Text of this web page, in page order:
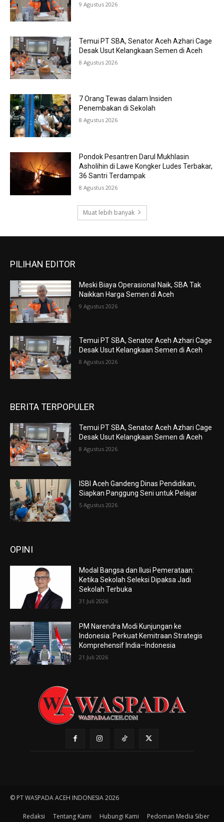
9 Agustus 2026
Temui PT SBA, Senator Aceh Azhari Cage
Desak Usut Kelangkaan Semen di Aceh
8 Agustus 2026
7 Orang Tewas dalam Insiden
Penembakan di Sekolah
8 Agustus 2026
Pondok Pesantren Darul Mukhlasin
Asholihin di Lawe Kongker Ludes Terbakar,
36 Santri Terdampak
8 Agustus 2026
Muat lebih banyak
PILIHAN EDITOR
Meski Biaya Operasional Naik, SBA Tak
Naikkan Harga Semen di Aceh
9 Agustus 2026
Temui PT SBA, Senator Aceh Azhari Cage
Desak Usut Kelangkaan Semen di Aceh
8 Agustus 2026
BERITA TERPOPULER
Temui PT SBA, Senator Aceh Azhari Cage
Desak Usut Kelangkaan Semen di Aceh
8 Agustus 2026
ISBI Aceh Gandeng Dinas Pendidikan,
Siapkan Panggung Seni untuk Pelajar
5 Agustus 2026
OPINI
Modal Bangsa dan Ilusi Pemerataan:
Ketika Sekolah Seleksi Dipaksa Jadi
Sekolah Terbuka
31 Juli 2026
PM Narendra Modi Kunjungan ke
Indonesia: Perkuat Kemitraan Strategis
Komprehensif India–Indonesia
21 Juli 2026
© PT WASPADA ACEH INDONESIA 2026
Redaksi Tentang Kami Hubungi Kami Pedoman Media Siber